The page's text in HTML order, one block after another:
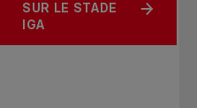
SUR LE STADE
IGA